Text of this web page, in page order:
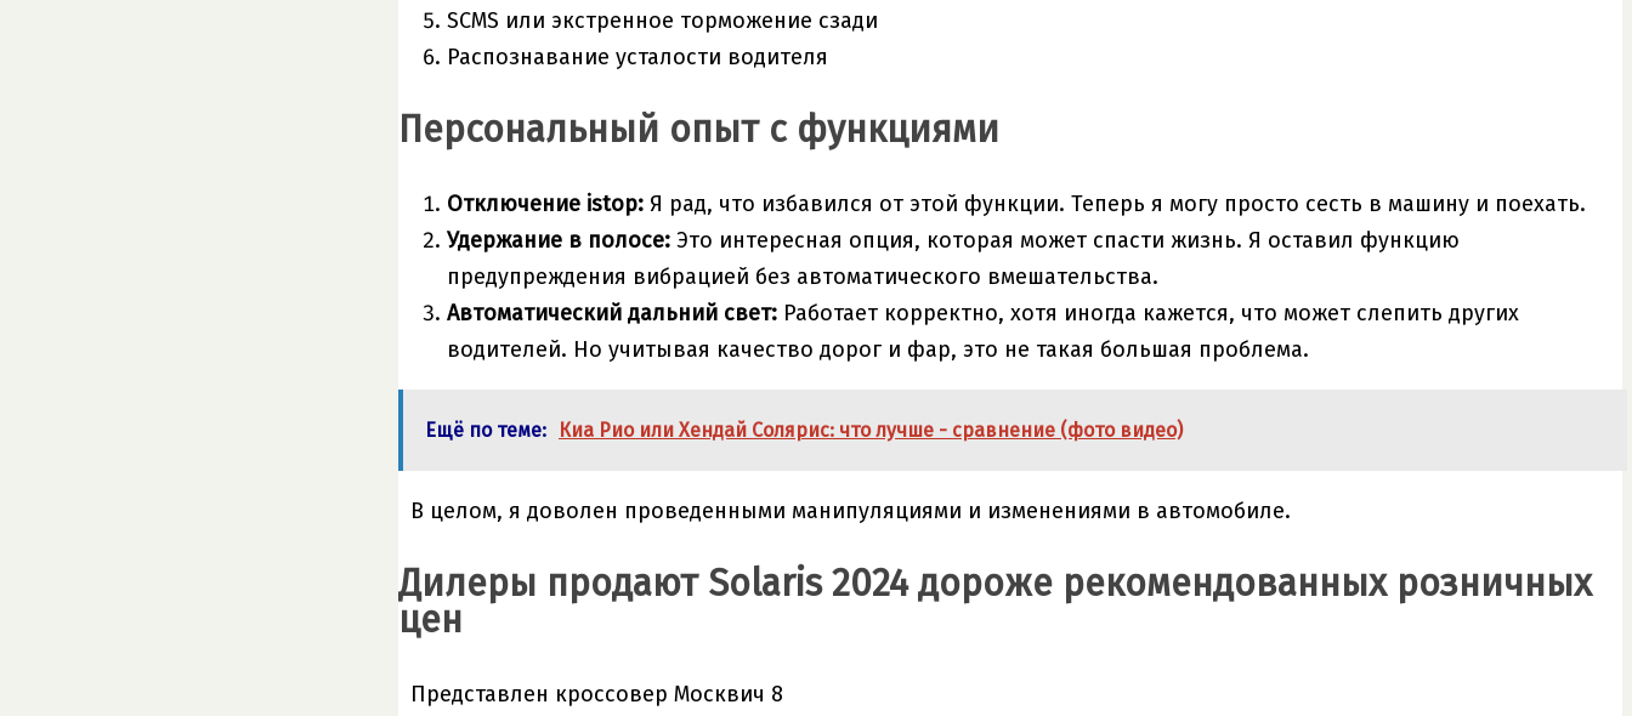
SCMS или экстренное торможение сзади
Распознавание усталости водителя
Персональный опыт с функциями
Отключение istop: Я рад, что избавился от этой функции. Теперь я могу просто сесть в машину и поехать.
Удержание в полосе: Это интересная опция, которая может спасти жизнь. Я оставил функцию
предупреждения вибрацией без автоматического вмешательства.
Автоматический дальний свет: Работает корректно, хотя иногда кажется, что может слепить других
водителей. Но учитывая качество дорог и фар, это не такая большая проблема.
Ещё по теме: Киа Рио или Хендай Солярис: что лучше - сравнение (фото видео)
В целом, я доволен проведенными манипуляциями и изменениями в автомобиле.
Дилеры продают Solaris 2024 дороже рекомендованных розничных
цен
Представлен кроссовер Москвич 8